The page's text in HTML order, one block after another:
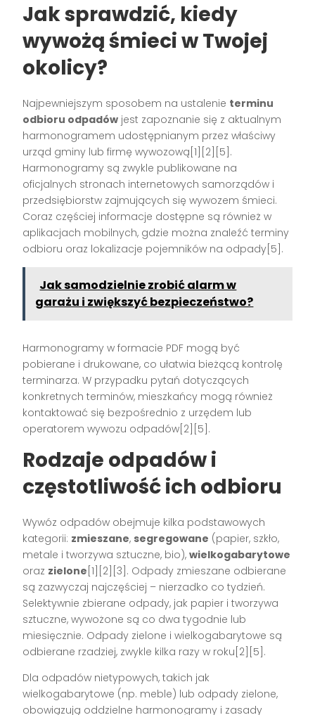
Jak sprawdzić, kiedy
wywożą śmieci w Twojej
okolicy?
Najpewniejszym sposobem na ustalenie terminu
odbioru odpadów jest zapoznanie się z aktualnym
harmonogramem udostępnianym przez właściwy
urząd gminy lub firmę wywozową[1][2][5].
Harmonogramy są zwykle publikowane na
oficjalnych stronach internetowych samorządów i
przedsiębiorstw zajmujących się wywozem śmieci.
Coraz częściej informacje dostępne są również w
aplikacjach mobilnych, gdzie można znaleźć terminy
odbioru oraz lokalizacje pojemników na odpady[5].
Jak samodzielnie zrobić alarm w
garażu i zwiększyć bezpieczeństwo?
Harmonogramy w formacie PDF mogą być
pobierane i drukowane, co ułatwia bieżącą kontrolę
terminarza. W przypadku pytań dotyczących
konkretnych terminów, mieszkańcy mogą również
kontaktować się bezpośrednio z urzędem lub
operatorem wywozu odpadów[2][5].
Rodzaje odpadów i
częstotliwość ich odbioru
Wywóz odpadów obejmuje kilka podstawowych
kategorii: zmieszane, segregowane (papier, szkło,
metale i tworzywa sztuczne, bio),wielkogabarytowe
oraz zielone [1][2][3]. Odpady zmieszane odbierane
są zazwyczaj najczęściej – nierzadko co tydzień.
Selektywnie zbierane odpady, jak papier i tworzywa
sztuczne, wywożone są co dwa tygodnie lub
miesięcznie. Odpady zielone i wielkogabarytowe są
odbierane rzadziej, zwykle kilka razy w roku[2][5].
Dla odpadów nietypowych, takich jak
wielkogabarytowe (np. meble) lub odpady zielone,
obowiązują oddzielne harmonogramy i zasady